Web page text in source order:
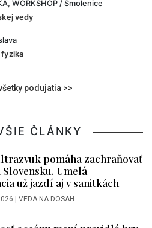
WORKSHOP / Smolenice
vedy
fyzika
podujatia >>
ČLÁNKY
pomáha zachraňovať
Umelá
už jazdí aj v sanitkách
VEDA NA DOSAH